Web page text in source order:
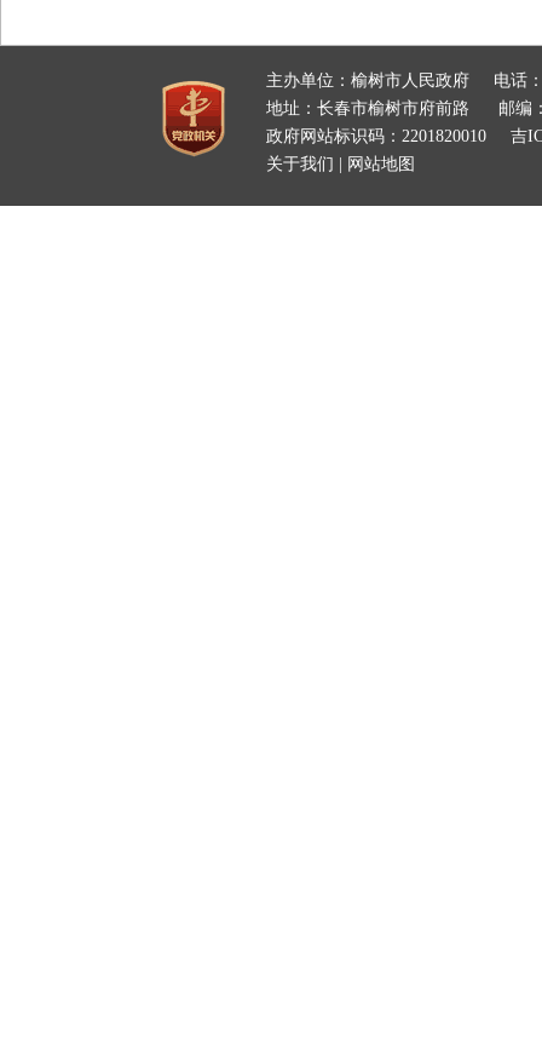
主办单位：榆树市人民政府
电话
地址：长春市榆树市府前路
邮编
政府网站标识码：2201820010
吉
关于我们
网站地图